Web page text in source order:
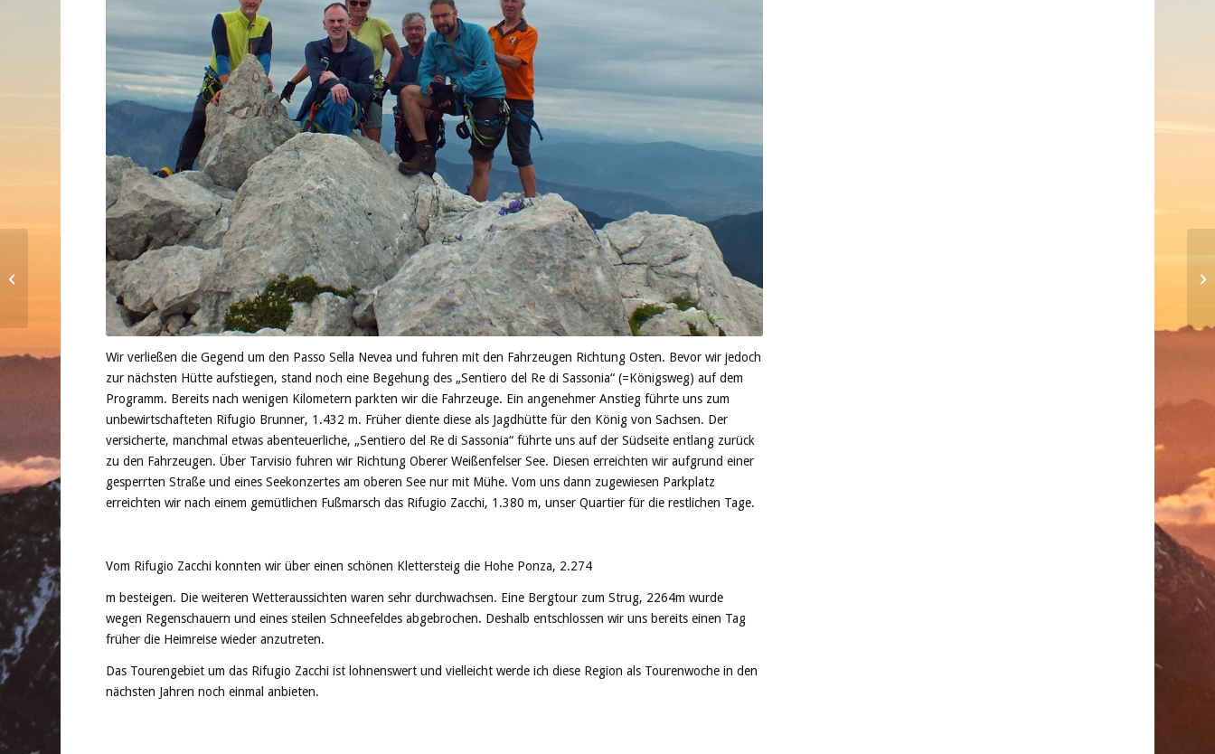
Wir verließen die Gegend um den Passo Sella Nevea und fuhren mit den Fahrzeugen Richtung Osten. Bevor wir jedoch
zur nächsten Hütte aufstiegen, stand noch eine Begehung des „Sentiero del Re di Sassonia“ (=Königsweg) auf dem
Programm. Bereits nach wenigen Kilometern parkten wir die Fahrzeuge. Ein angenehmer Anstieg führte uns zum
unbewirtschafteten Rifugio Brunner, 1.432 m. Früher diente diese als Jagdhütte für den König von Sachsen. Der
versicherte, manchmal etwas abenteuerliche, „Sentiero del Re di Sassonia“ führte uns auf der Südseite entlang zurück
zu den Fahrzeugen. Über Tarvisio fuhren wir Richtung Oberer Weißenfelser See. Diesen erreichten wir aufgrund einer
gesperrten Straße und eines Seekonzertes am oberen See nur mit Mühe. Vom uns dann zugewiesen Parkplatz
erreichten wir nach einem gemütlichen Fußmarsch das Rifugio Zacchi, 1.380 m, unser Quartier für die restlichen Tage.
Vom Rifugio Zacchi konnten wir über einen schönen Klettersteig die Hohe Ponza, 2.274
m besteigen. Die weiteren Wetteraussichten waren sehr durchwachsen. Eine Bergtour zum Strug, 2264m wurde
wegen Regenschauern und eines steilen Schneefeldes abgebrochen. Deshalb entschlossen wir uns bereits einen Tag
früher die Heimreise wieder anzutreten.
Das Tourengebiet um das Rifugio Zacchi ist lohnenswert und vielleicht werde ich diese Region als Tourenwoche in den
nächsten Jahren noch einmal anbieten.
Abenteuer, Adrenalin und
beeindruckende Geschichten bei der
EOFT 2024 in Ho...